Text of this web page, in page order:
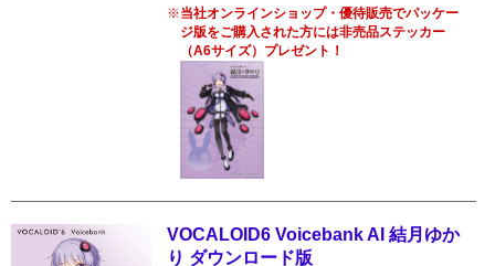
当社オンラインショップ・優待販売でパッケー
ジ版をご購入された方には非売品ステッカー
（A6サイズ）プレゼント！
VOCALOID6 Voicebank AI 結月ゆか
り ダウンロード版